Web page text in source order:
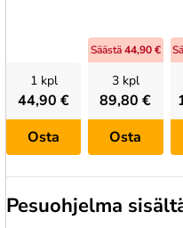
1 kpl
44,90 €
Osta
Säästä44,90 €
3 kpl
89,80 €
Osta
Pesuohjelma